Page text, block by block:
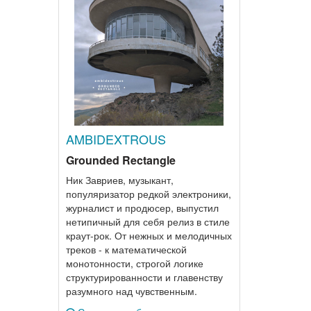
AMBIDEXTROUS
Grounded Rectangle
Ник Завриев, музыкант,
популяризатор редкой электроники,
журналист и продюсер, выпустил
нетипичный для себя релиз в стиле
краут-рок. От нежных и мелодичных
треков - к математической
монотонности, строгой логике
структурированности и главенству
разумного над чувственным.